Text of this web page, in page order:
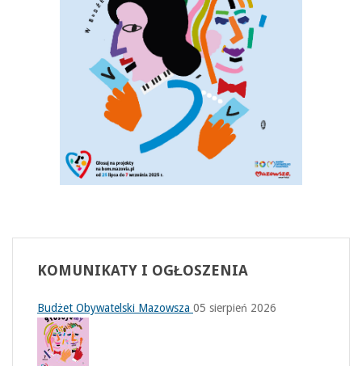
KOMUNIKATY I OGŁOSZENIA
Budżet Obywatelski Mazowsza 05 sierpień 2026